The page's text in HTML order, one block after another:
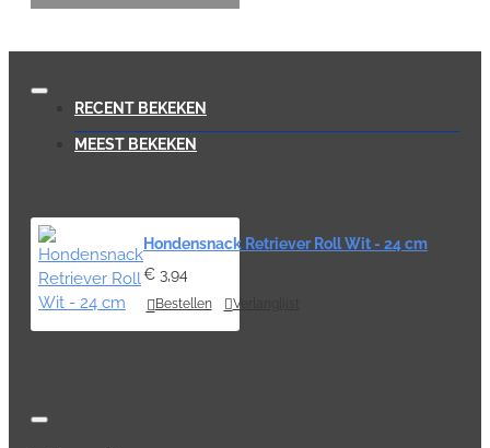
RECENT BEKEKEN
MEEST BEKEKEN
Hondensnack Retriever Roll Wit - 24 cm
€ 3,94
Bestellen Verlanglijst